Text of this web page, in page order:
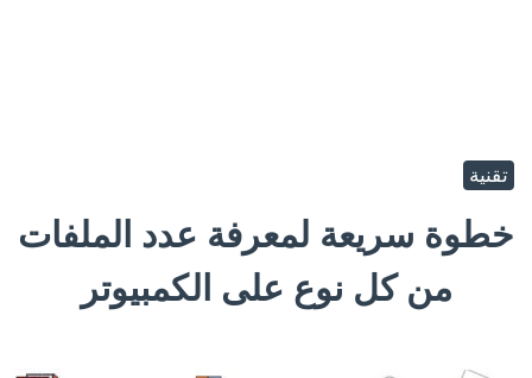
تقنية
خطوة سريعة لمعرفة عدد الملفات
من كل نوع على الكمبيوتر